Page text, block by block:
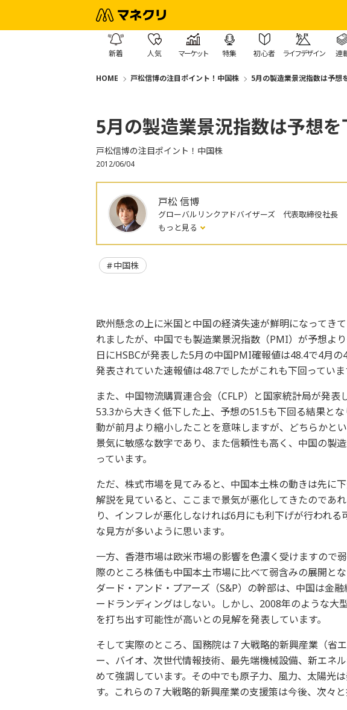
新着 人気 マーケット 特集 初心者 ライフデザイン 連
HOME 戸松信博の注目ポイント！中国株 5月の製造業景況指数は予想
5月の製造業景況指数は予想
戸松信博の注目ポイント！中国株
2012/06/04
戸松 信博
グローバルリンクアドバイザーズ 代表取締役社長
もっと見る
中国株
欧州懸念の上に米国と中国の経済失速が鮮明になってき
れましたが、中国でも製造業景況指数（PMI）が予想よ
日にHSBCが発表した5月の中国PMI確報値は48.4で4月
発表されていた速報値は48.7でしたがこれも下回っていま
また、中国物流購買連合会（CFLP）と国家統計局が発
53.3から大きく低下した上、予想の51.5も下回る結果と
動が前月より縮小したことを意味しますが、どちらかと
景気に敏感な数字であり、また信頼性も高く、中国の製
っています。
ただ、株式市場を見てみると、中国本土株の動きは先に
解説を見ていると、ここまで景気が悪化してきたのであ
り、インフレが悪化しなければ6月にも利下げが行われ
な見方が多いように思います。
一方、香港市場は欧米市場の影響を色濃く受けますので
際のところ株価も中国本土市場に比べて弱含みの展開と
ダード・アンド・プアーズ（S&P）の幹部は、中国は金
ードランディングはしない。しかし、2008年のような大
を打ち出す可能性が高いとの見解を発表しています。
そして実際のところ、国務院は７大戦略的新興産業（省
ー、バイオ、次世代情報技術、最先端機械設備、新エネ
めて強調しています。その中でも原子力、風力、太陽光
す。これらの７大戦略的新興産業の支援策は今後、次々